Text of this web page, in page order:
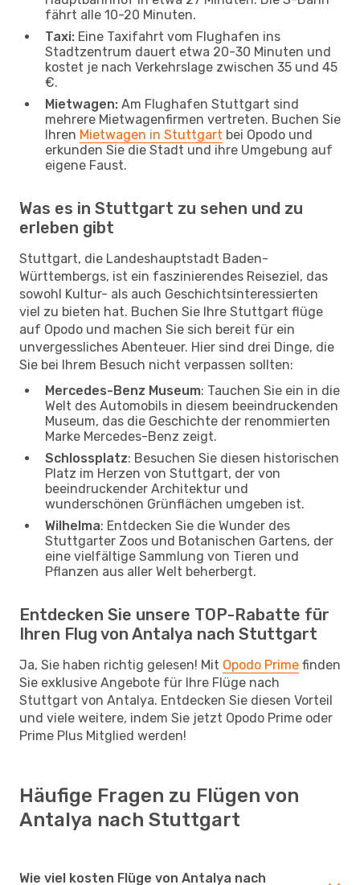
fährt alle 10-20 Minuten.
Taxi: Eine Taxifahrt vom Flughafen ins
Stadtzentrum dauert etwa 20-30 Minuten und
kostet je nach Verkehrslage zwischen 35 und 45
€.
Mietwagen: Am Flughafen Stuttgart sind
mehrere Mietwagenfirmen vertreten. Buchen Sie
Ihren Mietwagen in Stuttgart bei Opodo und
erkunden Sie die Stadt und ihre Umgebung auf
eigene Faust.
Was es in Stuttgart zu sehen und zu
erleben gibt
Stuttgart, die Landeshauptstadt Baden-
Württembergs, ist ein faszinierendes Reiseziel, das
sowohl Kultur- als auch Geschichtsinteressierten
viel zu bieten hat. Buchen Sie Ihre Stuttgart flüge
auf Opodo und machen Sie sich bereit für ein
unvergessliches Abenteuer. Hier sind drei Dinge, die
Sie bei Ihrem Besuch nicht verpassen sollten:
Mercedes-Benz Museum: Tauchen Sie ein in die
Welt des Automobils in diesem beeindruckenden
Museum, das die Geschichte der renommierten
Marke Mercedes-Benz zeigt.
Schlossplatz: Besuchen Sie diesen historischen
Platz im Herzen von Stuttgart, der von
beeindruckender Architektur und
wunderschönen Grünflächen umgeben ist.
Wilhelma: Entdecken Sie die Wunder des
Stuttgarter Zoos und Botanischen Gartens, der
eine vielfältige Sammlung von Tieren und
Pflanzen aus aller Welt beherbergt.
Entdecken Sie unsere TOP-Rabatte für
Ihren Flug von Antalya nach Stuttgart
Ja, Sie haben richtig gelesen! Mit Opodo Prime finden
Sie exklusive Angebote für Ihre Flüge nach
Stuttgart von Antalya. Entdecken Sie diesen Vorteil
und viele weitere, indem Sie jetzt Opodo Prime oder
Prime Plus Mitglied werden!
Häufige Fragen zu Flügen von
Antalya nach Stuttgart
Wie viel kosten Flüge von Antalya nach